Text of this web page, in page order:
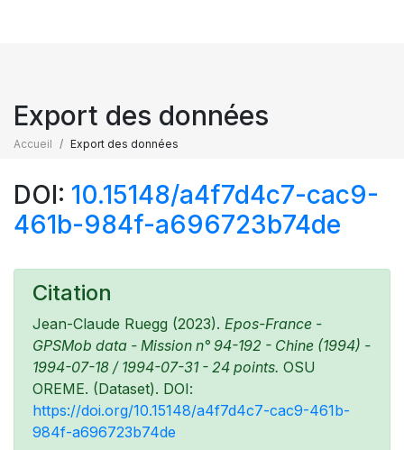
Export des données
Accueil Export des données
DOI: 10.15148/a4f7d4c7-cac9-
461b-984f-a696723b74de
Citation
Jean-Claude Ruegg (2023). Epos-France -
GPSMob data - Mission n° 94-192 - Chine (1994) -
1994-07-18 / 1994-07-31 - 24 points. OSU
OREME. (Dataset). DOI:
https://doi.org/10.15148/a4f7d4c7-cac9-461b-
984f-a696723b74de